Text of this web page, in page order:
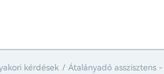
kérdések
Átalányadó asszisztens -